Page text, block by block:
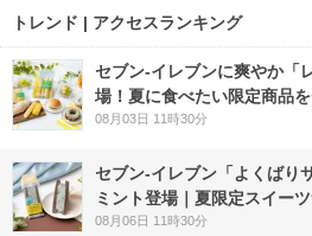
トレンド | アクセスランキング
セブン‐イレブンに爽やか「
場！夏に食べたい限定商品
08月03日 11時30分
セブン‐イレブン「よくばり
ミント登場｜夏限定スイー
08月06日 11時30分